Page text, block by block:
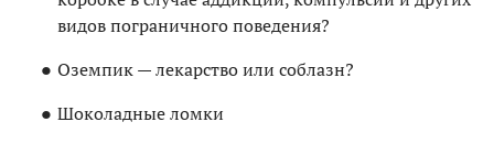
видов пограничного поведения?
Оземпик — лекарство или соблазн?
Шоколадные ломки